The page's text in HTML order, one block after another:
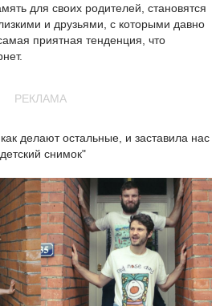
для своих родителей, становятся
и друзьями, с которыми давно
приятная тенденция, что
РЕКЛАМА
делают остальные, и заставила нас
снимок"